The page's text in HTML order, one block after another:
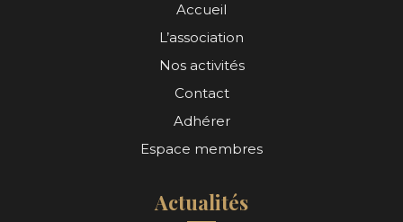
Accueil
L’association
Nos activités
Contact
Adhérer
Espace membres
Actualités